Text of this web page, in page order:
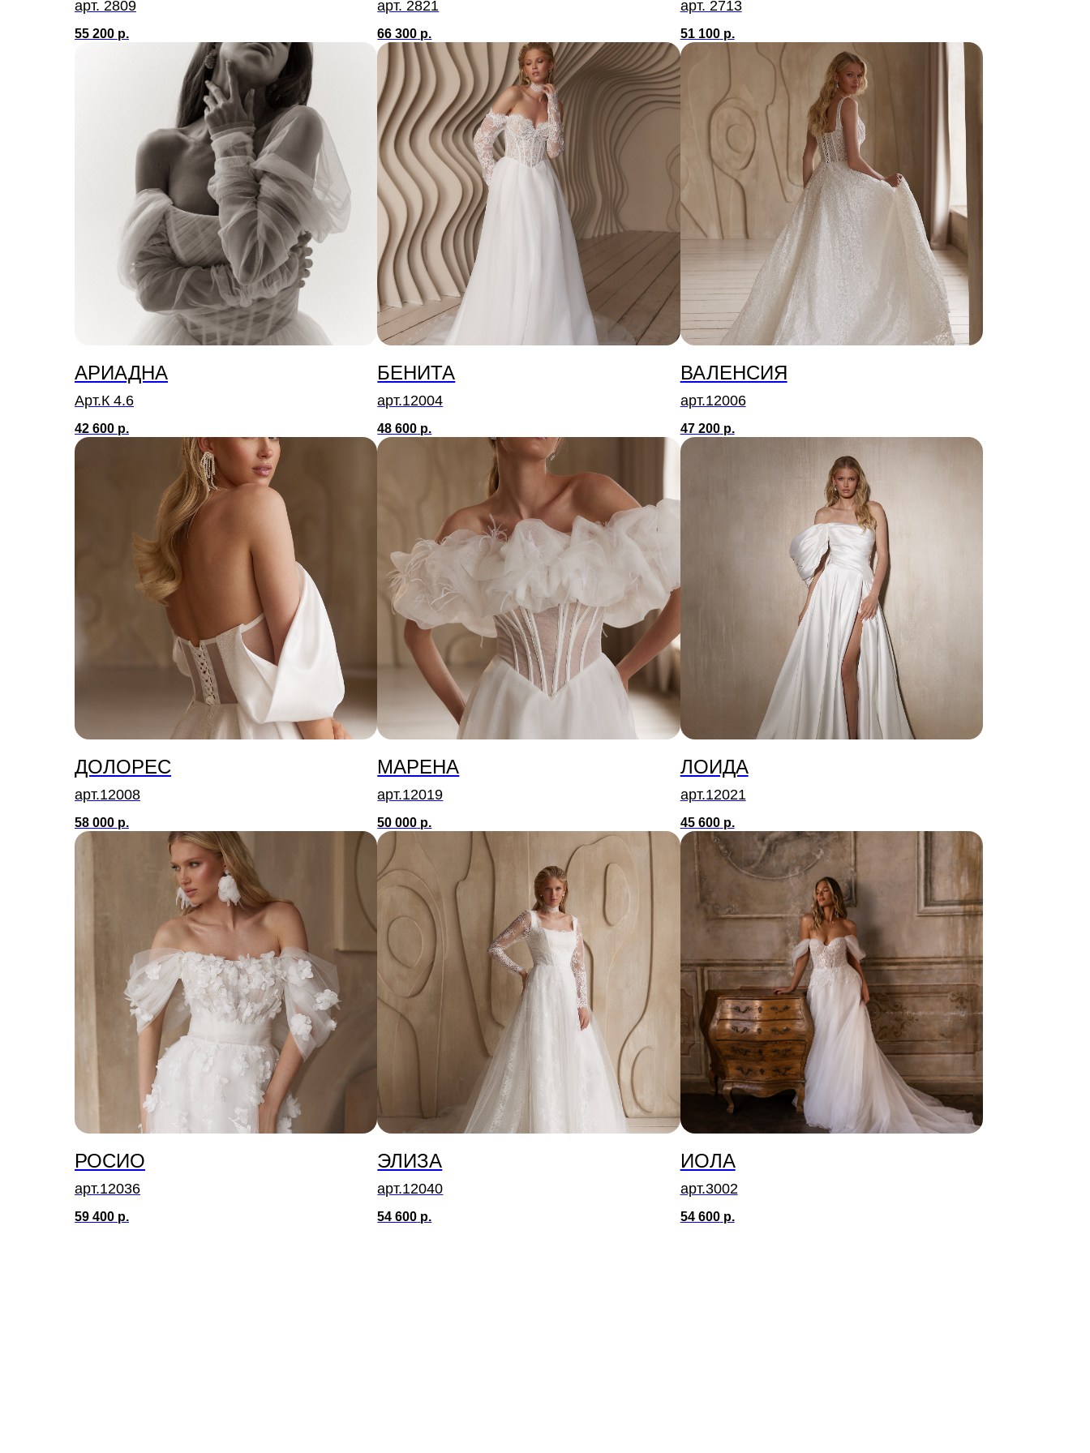
арт. 2809
55 200 р.
арт. 2821
66 300 р.
арт. 2713
51 100 р.
АРИАДНА
Арт.К 4.6
42 600 р.
БЕНИТА
арт.12004
48 600 р.
ВАЛЕНСИЯ
арт.12006
47 200 р.
ДОЛОРЕС
арт.12008
58 000 р.
МАРЕНА
арт.12019
50 000 р.
ЛОИДА
арт.12021
45 600 р.
РОСИО
арт.12036
59 400 р.
ЭЛИЗА
арт.12040
54 600 р.
ИОЛА
арт.3002
54 600 р.